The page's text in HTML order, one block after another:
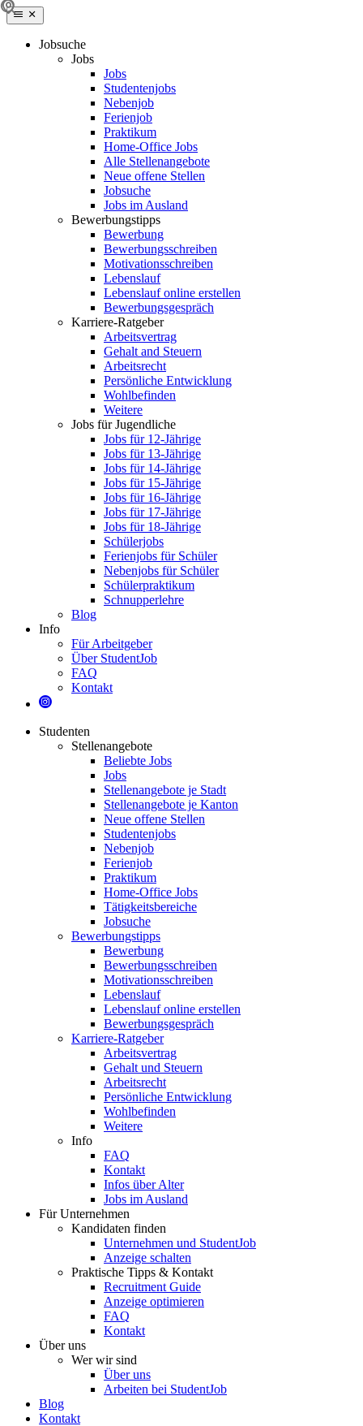
Jobsuche
Jobs
Jobs
Studentenjobs
Nebenjob
Ferienjob
Praktikum
Home-Office Jobs
Alle Stellenangebote
Neue offene Stellen
Jobsuche
Jobs im Ausland
Bewerbungstipps
Bewerbung
Bewerbungsschreiben
Motivationsschreiben
Lebenslauf
Lebenslauf online erstellen
Bewerbungsgespräch
Karriere-Ratgeber
Arbeitsvertrag
Gehalt and Steuern
Arbeitsrecht
Persönliche Entwicklung
Wohlbefinden
Weitere
Jobs für Jugendliche
Jobs für 12-Jährige
Jobs für 13-Jährige
Jobs für 14-Jährige
Jobs für 15-Jährige
Jobs für 16-Jährige
Jobs für 17-Jährige
Jobs für 18-Jährige
Schülerjobs
Ferienjobs für Schüler
Nebenjobs für Schüler
Schülerpraktikum
Schnupperlehre
Blog
Info
Für Arbeitgeber
Über StudentJob
FAQ
Kontakt
Studenten
Stellenangebote
Beliebte Jobs
Jobs
Stellenangebote je Stadt
Stellenangebote je Kanton
Neue offene Stellen
Studentenjobs
Nebenjob
Ferienjob
Praktikum
Home-Office Jobs
Tätigkeitsbereiche
Jobsuche
Bewerbungstipps
Bewerbung
Bewerbungsschreiben
Motivationsschreiben
Lebenslauf
Lebenslauf online erstellen
Bewerbungsgespräch
Karriere-Ratgeber
Arbeitsvertrag
Gehalt und Steuern
Arbeitsrecht
Persönliche Entwicklung
Wohlbefinden
Weitere
Info
FAQ
Kontakt
Infos über Alter
Jobs im Ausland
Für Unternehmen
Kandidaten finden
Unternehmen und StudentJob
Anzeige schalten
Praktische Tipps & Kontakt
Recruitment Guide
Anzeige optimieren
FAQ
Kontakt
Über uns
Wer wir sind
Über uns
Arbeiten bei StudentJob
Blog
Kontakt